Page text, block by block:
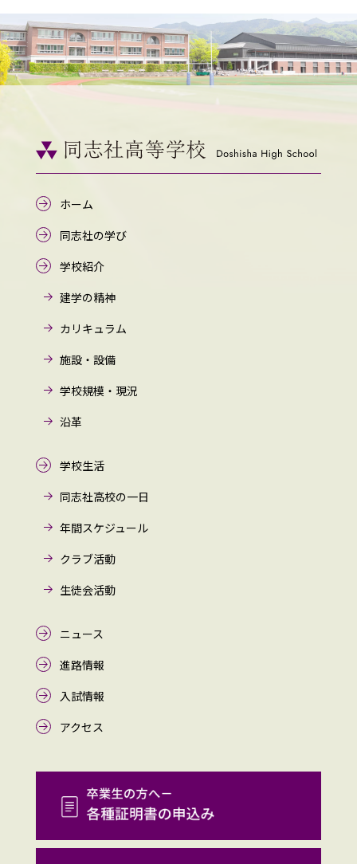
ホーム
同志社の学び
学校紹介
建学の精神
カリキュラム
施設・設備
学校規模・現況
沿革
学校生活
同志社高校の一日
年間スケジュール
クラブ活動
生徒会活動
ニュース
進路情報
入試情報
アクセス